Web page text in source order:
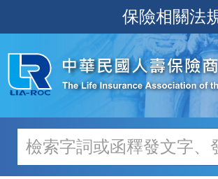
至
主
內
容
保險相關法